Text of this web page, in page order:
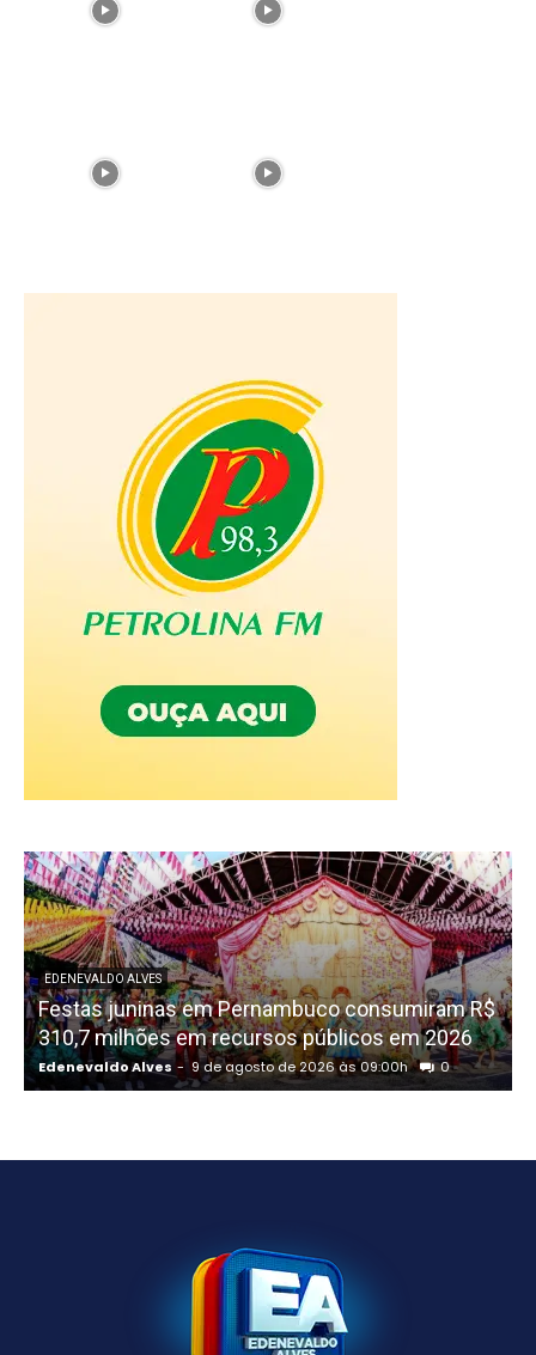
EDENEVALDO ALVES
Festas juninas em Pernambuco consumiram R$
310,7 milhões em recursos públicos em 2026
Edenevaldo Alves - 9 de agosto de 2026 às 09:00h 0